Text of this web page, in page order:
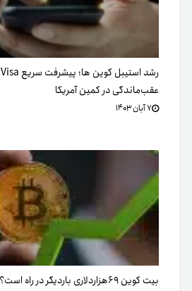
عقب‌ماندگی در کمین آمریکا
۷ آبان ۱۴۰۳
بیت کوین ۶۹هزاردلاری باردیگر در راه است؟